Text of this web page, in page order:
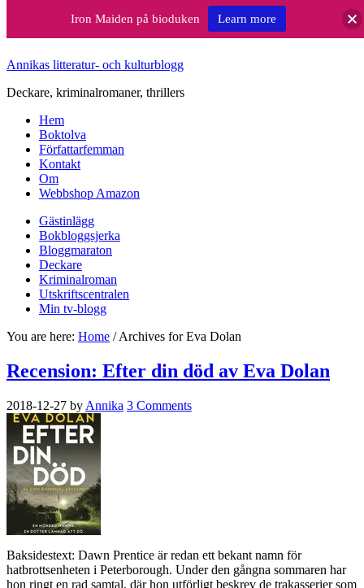
Annikas litteratur- och kulturblogg
Deckare, kriminalromaner, thrillers
Hem
Boktolva
Författarfemman
Kontakt
Om
Webbshop Amazon
Gästinlägg
Bokbloggsjerka
Bloggmaraton
Deckare
Kriminalroman
Utskriftscentralen
Min tv-blogg
You are here: Home /Archives for Eva Dolan
Recension: Efter din död av Eva Dolan
2018-12-27 by Annika 3 Comments
Baksidestext: Dawn Prentice är redan ett bekant namn för
hatbrottsenheten i Peterborough. Under den gångna sommaren har
hon ringt en rad samtal, där hon utförligt beskrev de trakasserier som
Iron Maiden på bioduken Learn more